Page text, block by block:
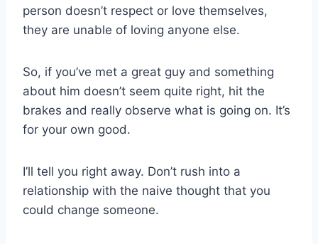
person doesn’t respect or love themselves,
they are unable of loving anyone else.
So, if you’ve met a great guy and something
about him doesn’t seem quite right, hit the
brakes and really observe what is going on. It’s
for your own good.
I’ll tell you right away. Don’t rush into a
relationship with the naive thought that you
could change someone.